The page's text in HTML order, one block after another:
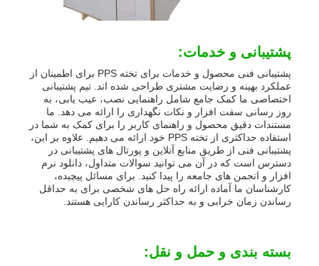
پشتیبانی و خدمات:
پشتیبانی فنی محصول و خدمات برای تخته PPS برای اطمینان از
عملکرد بهینه و رضایت مشتری طراحی شده اند. تیم پشتیبانی
اختصاصی ما کمک جامع شامل راهنمایی نصب، عیب یابی، به
روز رسانی سفت افزار و نکات نگهداری را ارائه می دهد. ما
مستندات دقیق محصول و راهنمای کاربر را برای کمک به شما در
استفاده حداکثری از تخته PPS خود ارائه می دهیم. علاوه بر این،
پشتیبانی فنی از طریق منابع آنلاین و پورتال های پشتیبانی در
دسترس است که در آن می توانید سوالات متداول، دانلود نرم
افزار و انجمن های جامعه را پیدا کنید. برای مسائل پیچیده،
کارشناسان ما آماده ارائه راه حل های شخصی برای به حداقل
رساندن زمان خرابی و به حداکثر رساندن کارایی هستند.
بسته بندی و حمل و نقل: